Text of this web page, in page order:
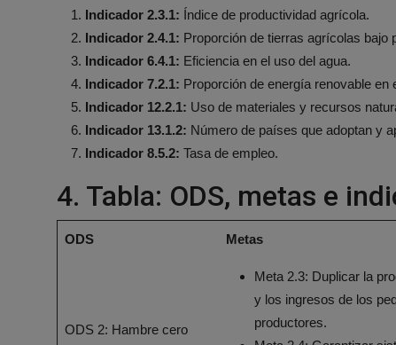
Indicador 2.3.1: Índice de productividad agrícola.
Indicador 2.4.1: Proporción de tierras agrícolas bajo
Indicador 6.4.1: Eficiencia en el uso del agua.
Indicador 7.2.1: Proporción de energía renovable en
Indicador 12.2.1: Uso de materiales y recursos
Indicador 13.1.2: Número de países que adoptan y
Indicador 8.5.2: Tasa de empleo.
4. Tabla: ODS, metas e
ODS Metas
ODS 2: Hambre cero
Meta 2.3: Duplicar la
y los ingresos de los
productores.